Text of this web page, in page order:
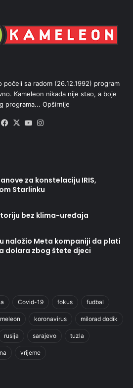
počeli sa radom (26.12.1992) program
Kameleon nikada nije stao, a boje
programa... Opširnije
Facebook
X YouTube
za konstelaciju IRIS,
Starlinku
bez klima-uređaja
naložio Meta kompaniji da plati
dolara zbog štete djeci
Covid-19 fokus fudbal
koronavirus milorad dodik
rusija sarajevo tuzla
vrijeme